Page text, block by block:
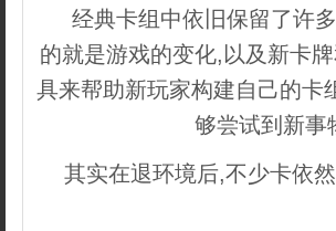
经典卡组中依旧保留了许
的就是游戏的变化,以及新卡
具来帮助新玩家构建自己的卡
够尝试到新事
其实在退环境后,不少卡依